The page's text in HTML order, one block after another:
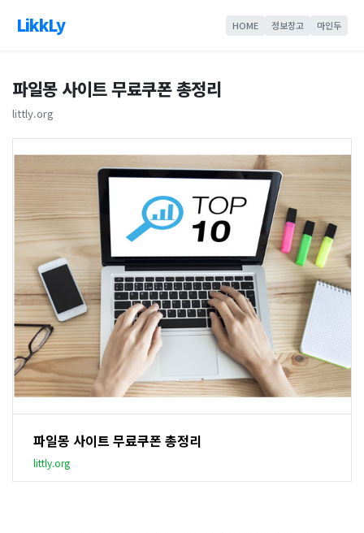
LikkLy HOME 정보창고 마인두
파일몽 사이트 무료쿠폰 총정리
littly.org
파일몽 사이트 무료쿠폰 총정리
littly.org